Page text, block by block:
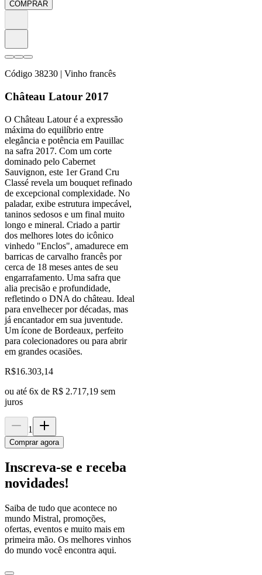
COMPRAR
Código 38230 | Vinho francês
Château Latour 2017
O Château Latour é a expressão
máxima do equilíbrio entre
elegância e potência em Pauillac
na safra 2017. Com um corte
dominado pelo Cabernet
Sauvignon, este 1er Grand Cru
Classé revela um bouquet refinado
de excepcional complexidade. No
paladar, exibe estrutura impecável,
taninos sedosos e um final muito
longo e mineral. Criado a partir
dos melhores lotes do icônico
vinhedo "Enclos", amadurece em
barricas de carvalho francês por
cerca de 18 meses antes de seu
engarrafamento. Uma safra que
alia precisão e profundidade,
refletindo o DNA do château. Ideal
para envelhecer por décadas, mas
já encantador em sua juventude.
Um ícone de Bordeaux, perfeito
para colecionadores ou para abrir
em grandes ocasiões.
R$16.303,14
ou até 6x de R$ 2.717,19 sem
juros
1
Comprar agora
Inscreva-se e receba
novidades!
Saiba de tudo que acontece no
mundo Mistral, promoções,
ofertas, eventos e muito mais em
primeira mão. Os melhores vinhos
do mundo você encontra aqui.